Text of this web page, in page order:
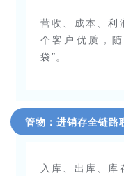
营收、成本、利
个客户优质，
袋”。
管物：进销存全链路
入库、出库、库